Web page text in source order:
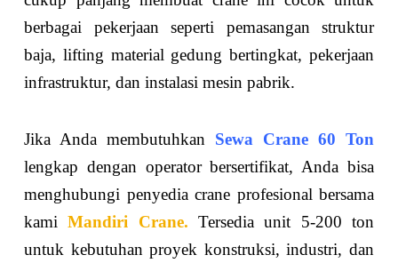
berbagai pekerjaan seperti pemasangan struktur
baja, lifting material gedung bertingkat, pekerjaan
infrastruktur, dan instalasi mesin pabrik.
Jika Anda membutuhkan Sewa Crane 60 Ton
lengkap dengan operator bersertifikat, Anda bisa
menghubungi penyedia crane profesional bersama
kamiMandiri Crane.Tersedia unit 5-200 ton
untuk kebutuhan proyek konstruksi, industri, dan